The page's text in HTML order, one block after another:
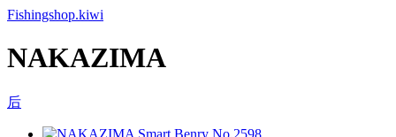
Fishingshop.kiwi
NAKAZIMA
后